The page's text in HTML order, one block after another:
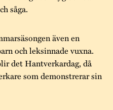
såga.
även en
och leksinnade vuxna.
det Hantverkardag, då
som demonstrerar sin